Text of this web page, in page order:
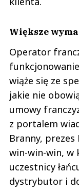
Większe
Operator
wiąże się ze
jakie nie
umowy
z portalem
Branny,
win-win-win, w
uczestnicy
dystrybutor i